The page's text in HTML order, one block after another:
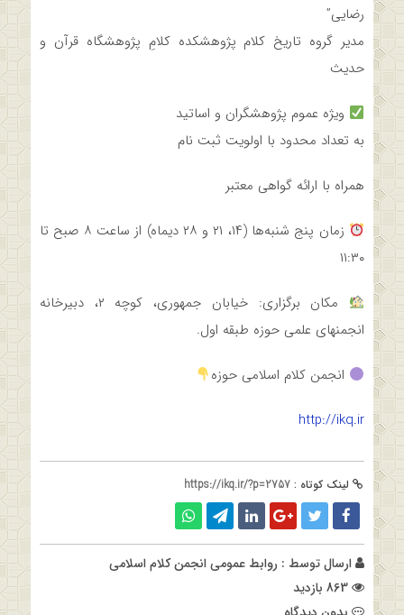
رضایی”
مدیر گروه تاریخ کلام پژوهشکده کلامِ پژوهشگاه قرآن و
حدیث
ویژه عموم پژوهشگران و اساتید
به تعداد محدود با اولویت ثبت نام
همراه با ارائه گواهی معتبر
زمان پنج شنبه‌ها (۱۴، ۲۱ و ۲۸ دیماه) از ساعت ۸ صبح تا
۱۱:۳۰
مکان برگزاری: خیابان جمهوری، کوچه ۲، دبیرخانه
انجمنهای علمی حوزه طبقه اول.
انجمن کلام اسلامی حوزه
http://ikq.ir
لینک کوتاه : https://ikq.ir/?p=2757
ارسال توسط : روابط عمومی انجمن کلام اسلامی